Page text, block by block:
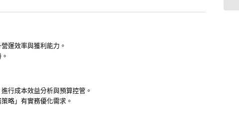
運效率與獲利能力。
行成本效益分析與預算控管。
略」有實務優化需求。